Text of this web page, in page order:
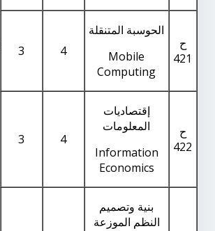
ح
421
الحوسبة المتنقلة
Mobile
Computing
4
3
ح
422
إقتصاديات
المعلومات
Information
Economics
4
3
بنية وتصميم
النظم الموزعة